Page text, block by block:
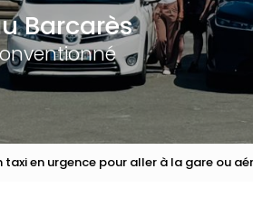
Barcarès
taxi en urgence pour aller à la gare ou